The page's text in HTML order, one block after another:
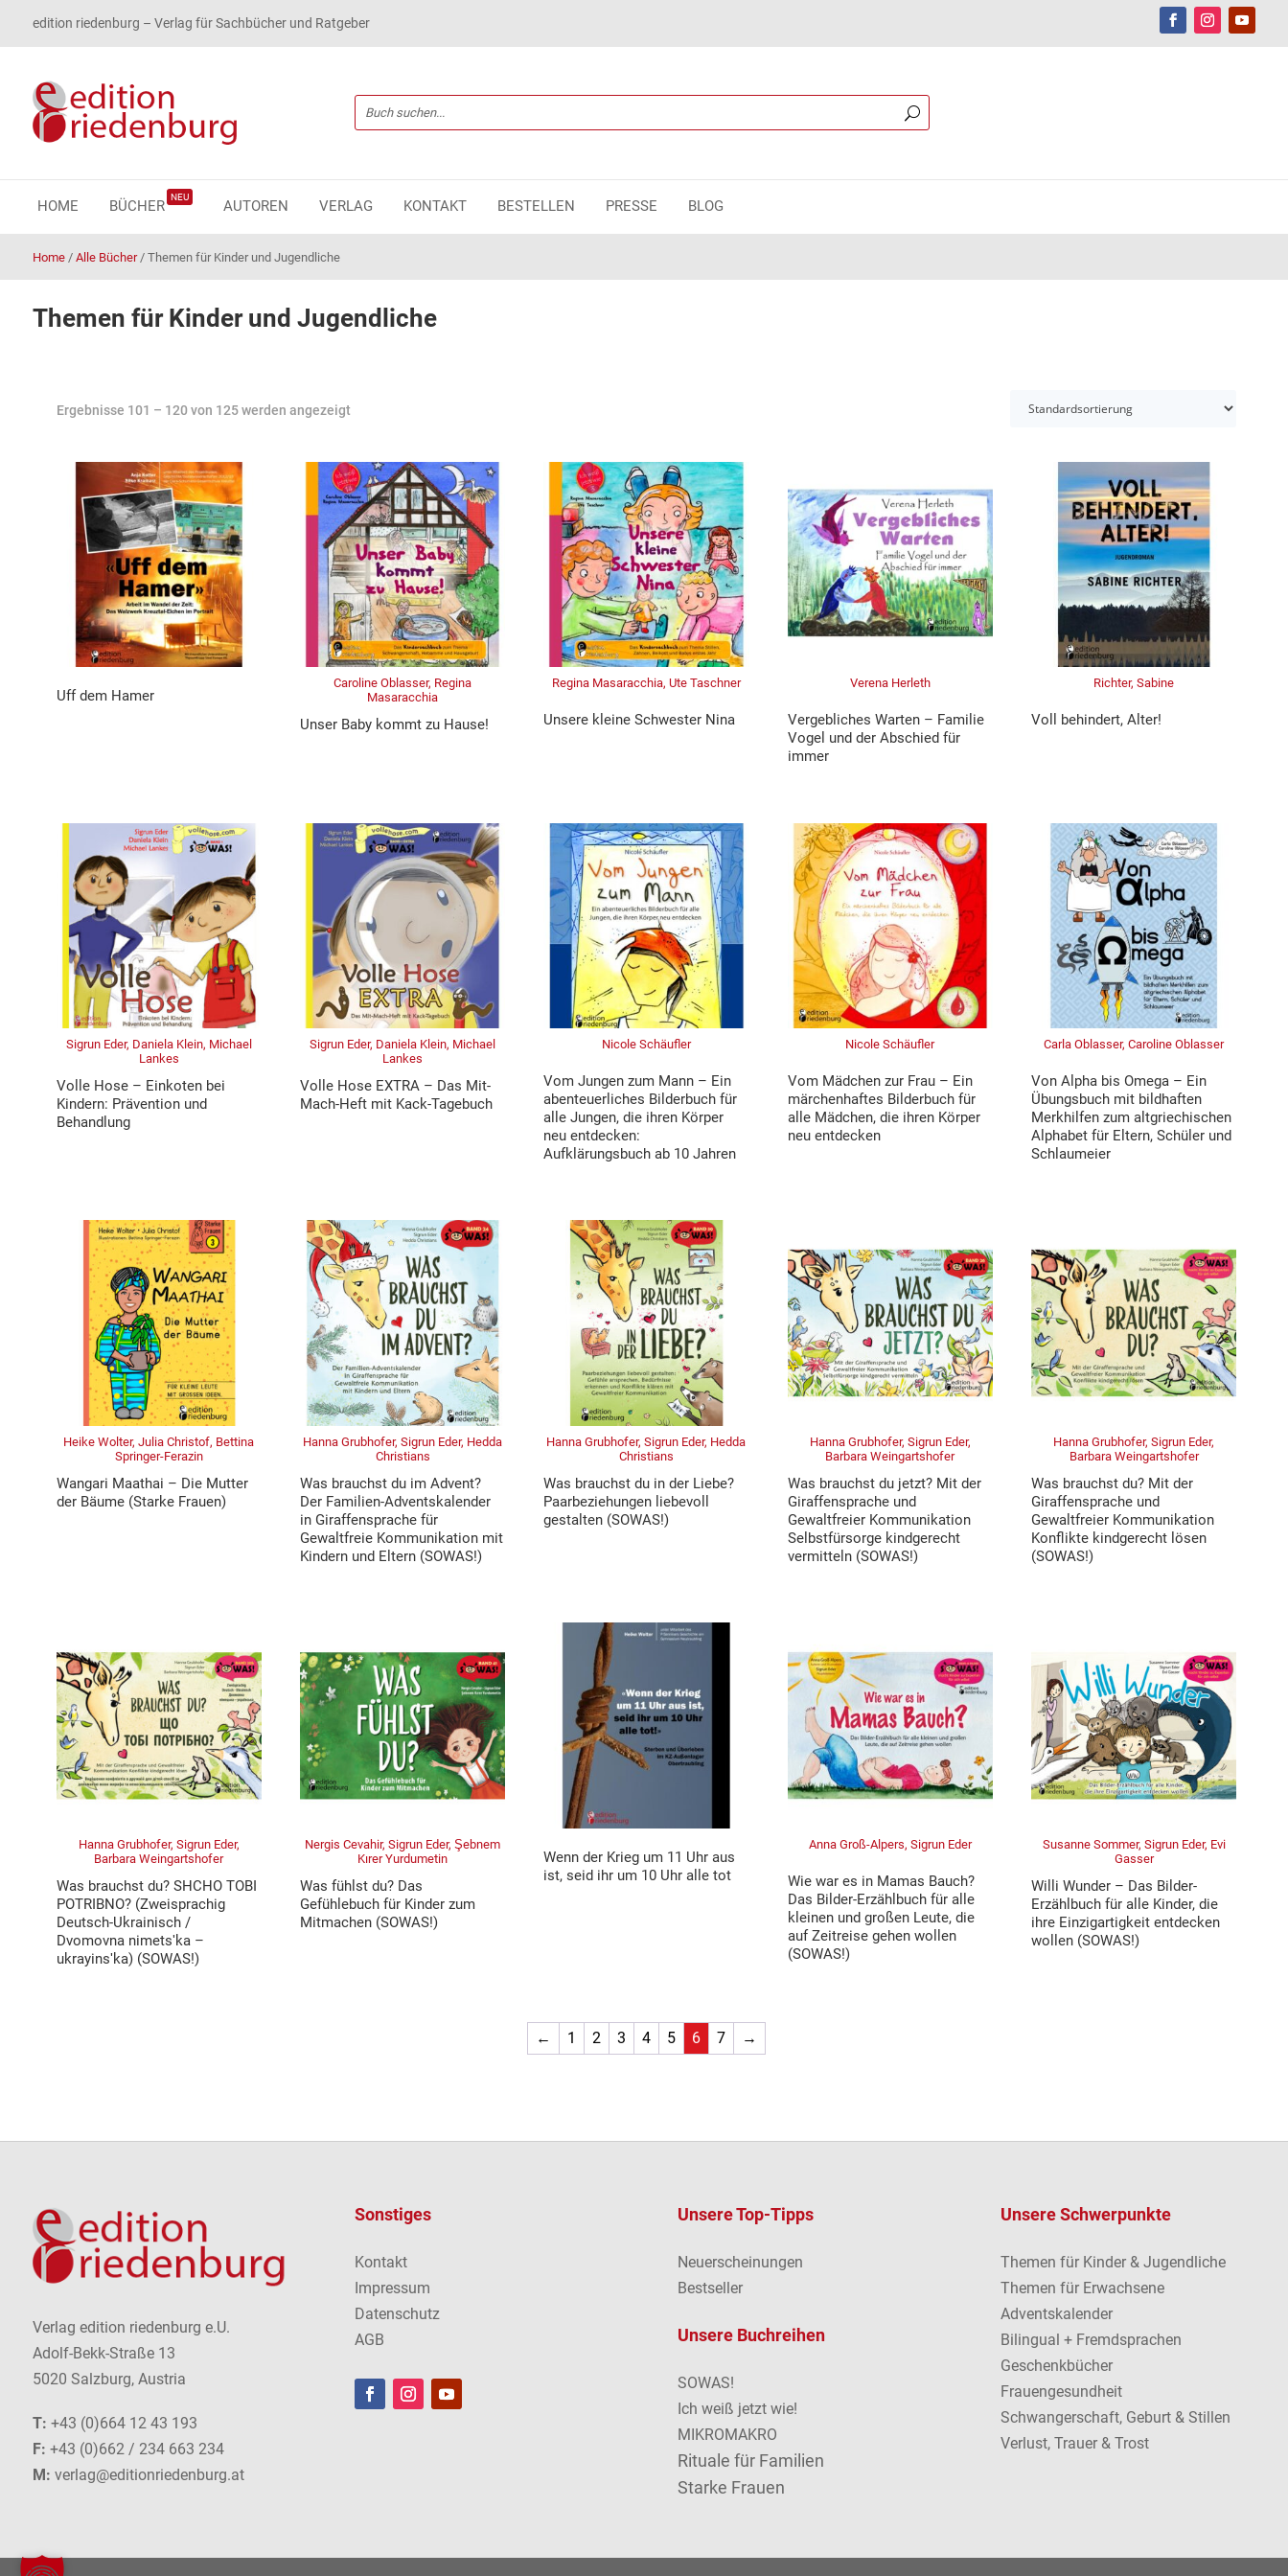
edition riedenburg – Verlag für Sachbücher und Ratgeber
HOME BÜCHER
NEU
AUTOREN VERLAG KONTAKT BESTELLEN PRESSE BLOG
Home/ Alle Bücher/ Themen für Kinder und Jugendliche
Themen für Kinder und Jugendliche
Ergebnisse 101 – 120 von 125 werden angezeigt
Uff dem Hamer
Caroline Oblasser, Regina
Masaracchia
Unser Baby kommt zu Hause!
Regina Masaracchia, Ute Taschner
Unsere kleine Schwester Nina
Verena Herleth
Vergebliches Warten – Familie
Vogel und der Abschied für
immer
Richter, Sabine
Voll behindert, Alter!
Sigrun Eder, Daniela Klein, Michael
Lankes
Volle Hose – Einkoten bei
Kindern: Prävention und
Behandlung
Sigrun Eder, Daniela Klein, Michael
Lankes
Volle Hose EXTRA – Das Mit-
Mach-Heft mit Kack-Tagebuch
Nicole Schäufler
Vom Jungen zum Mann – Ein
abenteuerliches Bilderbuch für
alle Jungen, die ihren Körper
neu entdecken:
Aufklärungsbuch ab 10 Jahren
Nicole Schäufler
Vom Mädchen zur Frau – Ein
märchenhaftes Bilderbuch für
alle Mädchen, die ihren Körper
neu entdecken
Carla Oblasser, Caroline Oblasser
Von Alpha bis Omega – Ein
Übungsbuch mit bildhaften
Merkhilfen zum altgriechischen
Alphabet für Eltern, Schüler und
Schlaumeier
Heike Wolter, Julia Christof, Bettina
Springer-Ferazin
Wangari Maathai – Die Mutter
der Bäume (Starke Frauen)
Hanna Grubhofer, Sigrun Eder, Hedda
Christians
Was brauchst du im Advent?
Der Familien-Adventskalender
in Giraffensprache für
Gewaltfreie Kommunikation mit
Kindern und Eltern (SOWAS!)
Hanna Grubhofer, Sigrun Eder, Hedda
Christians
Was brauchst du in der Liebe?
Paarbeziehungen liebevoll
gestalten (SOWAS!)
Hanna Grubhofer, Sigrun Eder,
Barbara Weingartshofer
Was brauchst du jetzt? Mit der
Giraffensprache und
Gewaltfreier Kommunikation
Selbstfürsorge kindgerecht
vermitteln (SOWAS!)
Hanna Grubhofer, Sigrun Eder,
Barbara Weingartshofer
Was brauchst du? Mit der
Giraffensprache und
Gewaltfreier Kommunikation
Konflikte kindgerecht lösen
(SOWAS!)
Hanna Grubhofer, Sigrun Eder,
Barbara Weingartshofer
Was brauchst du? SHCHO TOBI
POTRIBNO? (Zweisprachig
Deutsch-Ukrainisch /
Dvomovna nimetsʹka –
ukrayinsʹka) (SOWAS!)
Nergis Cevahir, Sigrun Eder, Şebnem
Kırer Yurdumetin
Was fühlst du? Das
Gefühlebuch für Kinder zum
Mitmachen (SOWAS!)
Wenn der Krieg um 11 Uhr aus
ist, seid ihr um 10 Uhr alle tot
Anna Groß-Alpers, Sigrun Eder
Wie war es in Mamas Bauch?
Das Bilder-Erzählbuch für alle
kleinen und großen Leute, die
auf Zeitreise gehen wollen
(SOWAS!)
Susanne Sommer, Sigrun Eder, Evi
Gasser
Willi Wunder – Das Bilder-
Erzählbuch für alle Kinder, die
ihre Einzigartigkeit entdecken
wollen (SOWAS!)
← 1 2 3 4 5 6 7 →
Verlag edition riedenburg e.U.
Adolf-Bekk-Straße 13
5020 Salzburg, Austria
T: +43 (0)664 12 43 193
F: +43 (0)662 / 234 663 234
M: verlag@editionriedenburg.at
Sonstiges
Kontakt
Impressum
Datenschutz
AGB
Unsere Top-Tipps
Neuerscheinungen
Bestseller
Unsere Buchreihen
SOWAS!
Ich weiß jetzt wie!
MIKROMAKRO
Rituale für Familien
Starke Frauen
Unsere Schwerpunkte
Themen für Kinder & Jugendliche
Themen für Erwachsene
Adventskalender
Bilingual + Fremdsprachen
Geschenkbücher
Frauengesundheit
Schwangerschaft, Geburt & Stillen
Verlust, Trauer & Trost